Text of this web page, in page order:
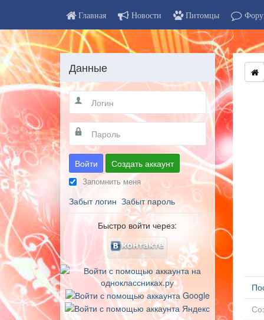
Главная Новости Питомцы
Данные
Войти Создать аккаунт
Запомнить меня
Забыт логин Забыт пароль
Быстро войти через: